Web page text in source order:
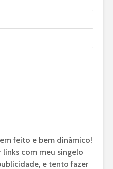
feito e bem dinâmico!
links com meu singelo
e tento fazer